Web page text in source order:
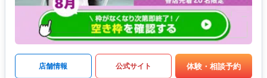
店舗情報 公式サイト 体験・相談予約